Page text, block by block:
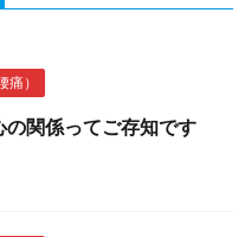
）
の関係ってご存知です